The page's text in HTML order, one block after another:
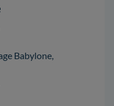
Babylone,